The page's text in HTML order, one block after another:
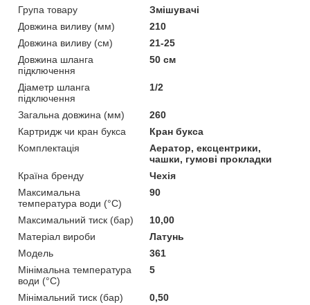
Група товару
Змішувачі
Довжина виливу (мм)
210
Довжина виливу (см)
21-25
Довжина шланга
підключення
50 см
Діаметр шланга
підключення
1/2
Загальна довжина (мм)
260
Картридж чи кран букса
Кран букса
Комплектація
Аератор, ексцентрики,
чашки, гумові прокладки
Країна бренду
Чехія
Максимальна
температура води (°C)
90
Максимальний тиск (бар)
10,00
Матеріал вироби
Латунь
Мoдель
361
Мінімальна температура
води (°C)
5
Мінімальний тиск (бар)
0,50